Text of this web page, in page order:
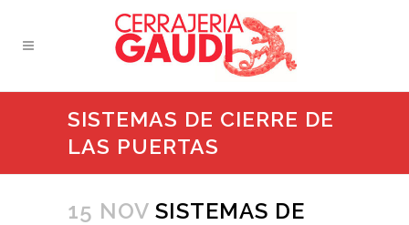
SISTEMAS DE CIERRE DE
LAS PUERTAS
15 NOV SISTEMAS DE